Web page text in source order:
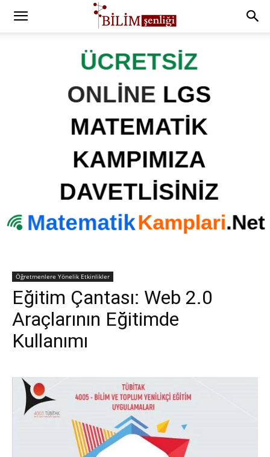
Öğretmenlere Yönelik Etkinlikler
Eğitim Çantası: Web 2.0
Araçlarının Eğitimde
Kullanımı